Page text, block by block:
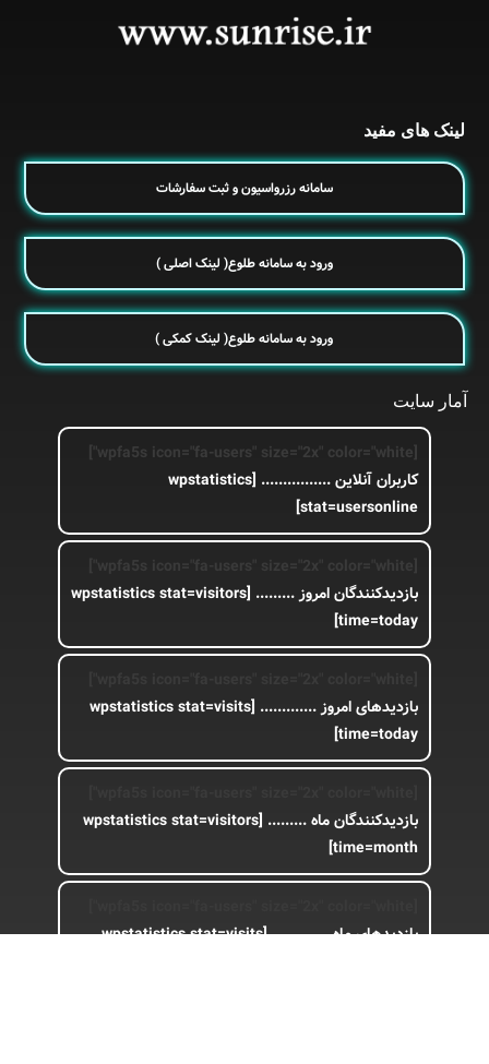
لینک های مفید
سامانه رزرواسیون و ثبت سفارشات
ورود به سامانه طلوع( لینک اصلی )
ورود به سامانه طلوع( لینک کمکی )
آمار سایت
کاربران آنلاین ................ [wpstatistics
stat=usersonline]
بازدیدکنندگان امروز ......... [wpstatistics stat=visitors
time=today]
بازدیدهای امروز ............. [wpstatistics stat=visits
time=today]
بازدیدکنندگان ماه ......... [wpstatistics stat=visitors
time=month]
بازدیدهای ماه ............. [wpstatistics stat=visits